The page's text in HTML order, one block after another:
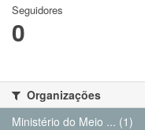
Seguidores
0
Organizações
Ministério do Meio ... (1)